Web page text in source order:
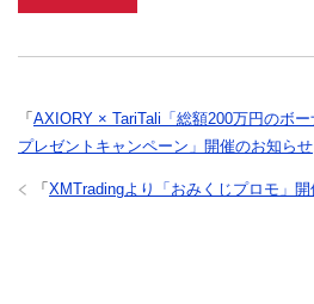
「 AXIORY × TariTali「総額200万円のボ
プレゼントキャンペーン」開催のお知らせ
「 XMTradingより「おみくじプロモ」